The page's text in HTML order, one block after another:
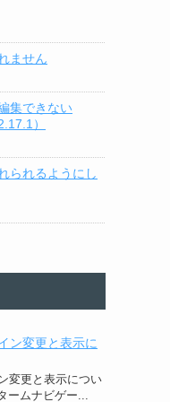
ません
集できない
）
られるようにし
ン変更と表示に
変更と表示につい
ムナビゲー...